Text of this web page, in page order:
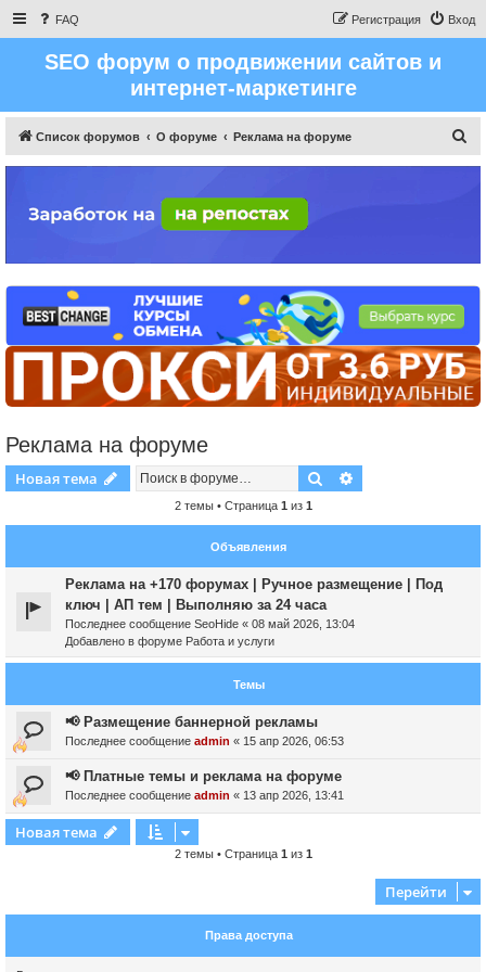
FAQ Вход
Регистрация
SEO форум о продвижении сайтов и
интернет-маркетинге
Список форумов О форуме Реклама на форуме
Реклама на форуме
Новая тема Поиск
2 темы • Страница 1 из 1
Объявления
Реклама на +170 форумах | Ручное размещение | Под
ключ | АП тем | Выполняю за 24 часа
Последнее сообщение SeoHide « 08 май 2026, 13:04
Добавлено в форуме Работа и услуги
Темы
📢 Размещение баннерной рекламы
Последнее сообщение admin « 15 апр 2026, 06:53
📢 Платные темы и реклама на форуме
Последнее сообщение admin « 13 апр 2026, 13:41
Новая тема
2 темы • Страница 1 из 1
Перейти
Права доступа